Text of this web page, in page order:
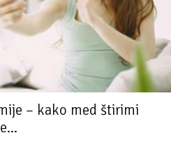
– kako med štirimi